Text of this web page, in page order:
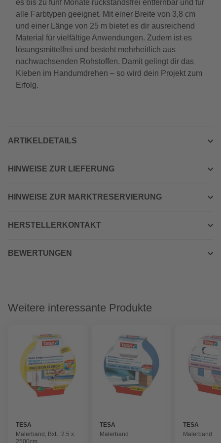
es bis zu fünf Monate rückstandsfrei entfernbar und für
alle Farbtypen geeignet. Mit einer Breite von 3,8 cm
und einer Länge von 25 m bietet es dir ausreichend
Material für vielfältige Anwendungen. Zudem ist es
lösungsmittelfrei und besteht mehrheitlich aus
nachwachsenden Rohstoffen. Damit gelingt dir das
Kleben im Handumdrehen – so wird dein Projekt zum
Erfolg.
ARTIKELDETAILS
HINWEISE ZUR LIEFERUNG
HINWEISE ZUR MARKTRESERVIERUNG
HERSTELLERKONTAKT
BEWERTUNGEN
Weitere interessante Produkte
TESA
Malerband, BxL: 2.5 x
2500cm
TESA
Malerband
TESA
Malerband